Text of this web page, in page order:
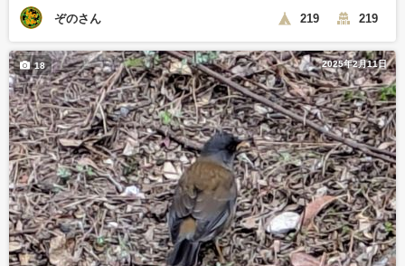
ぞのさん 219 219
2025年2月11日
18